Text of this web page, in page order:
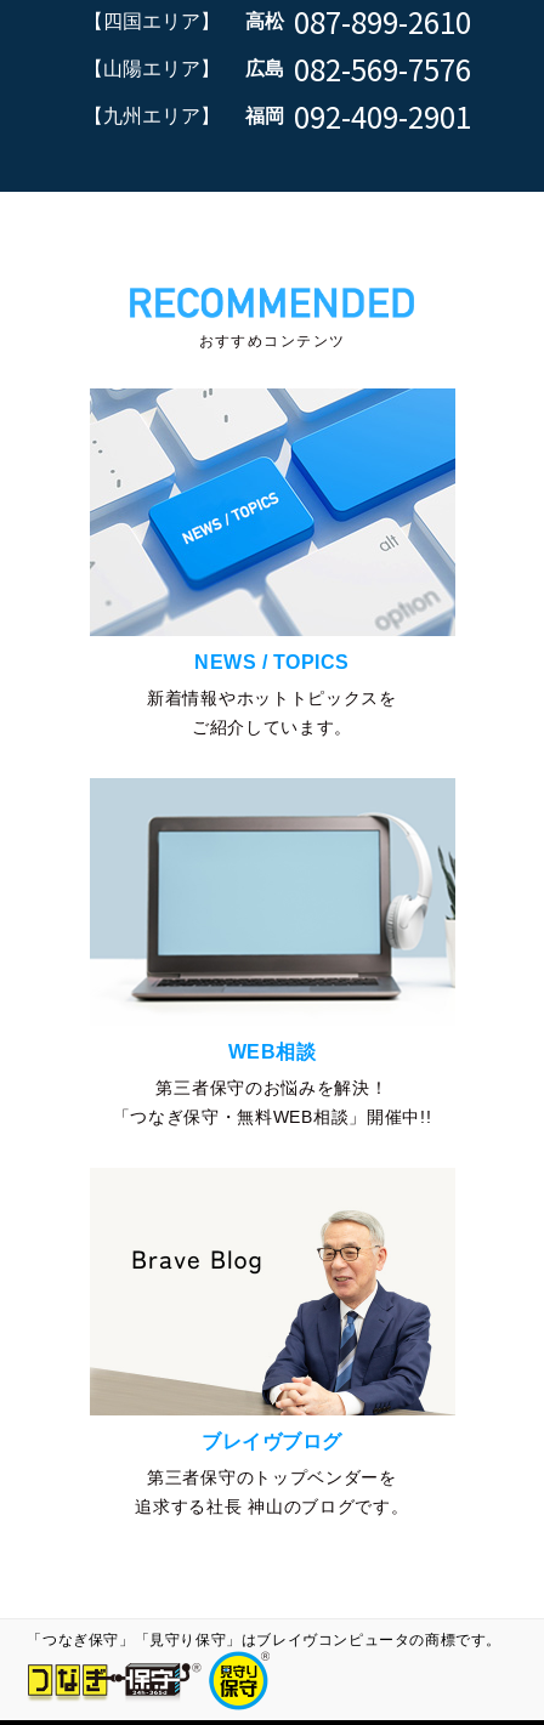
【四国エリア】 高松 087-899-2610
【山陽エリア】 広島 082-569-7576
【九州エリア】 福岡 092-409-2901
おすすめコンテンツ
NEWS / TOPICS
新着情報やホットトピックスを
ご紹介しています。
WEB相談
第三者保守のお悩みを解決！
「つなぎ保守・無料WEB相談」開催中!!
ブレイヴブログ
第三者保守のトップベンダーを
追求する社長 神山のブログです。
「つなぎ保守」「見守り保守」はブレイヴコンピュータの商標です。